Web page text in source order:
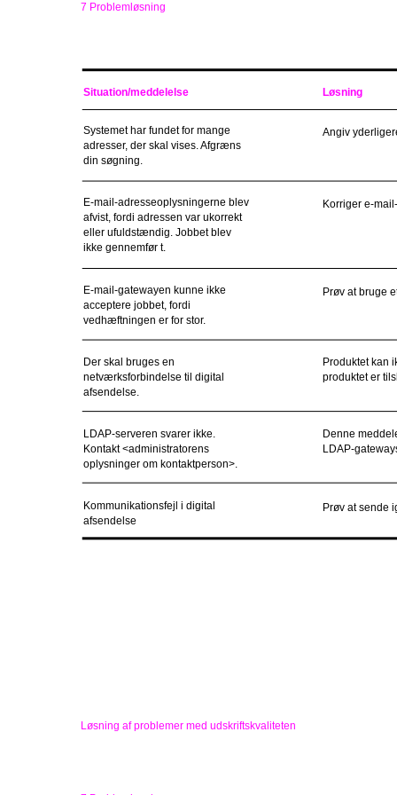
7 Problemløsning
Løsning af problemer med udskriftskvaliteten
Systemet har fundet for mange
adresser, der skal vises. Afgræns
din søgning.
Angiv
E-mail-adresseoplysningerne blev
afvist, fordi adressen var ukorrekt
eller ufuldstændig. Jobbet blev
ikke gennemfør t.
Korriger e-
E-mail-gatewayen kunne ikke
acceptere jobbet, fordi
vedhæftningen er for stor.
Prøv at bruge
Der skal bruges en
netværksforbindelse til digital
afsendelse.
Produktet kan
produktet er
LDAP-serveren svarer ikke.
Kontakt <administratorens
oplysninger om kontaktperson>.
Denne
LDAP-
Kommunikationsfejl i digital
afsendelse
Prøv at sende
Situation/meddelelse Løsning